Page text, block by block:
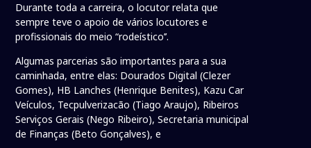
Durante toda a carreira, o locutor relata que
sempre teve o apoio de vários locutores e
profissionais do meio “rodeístico’’.
Algumas parcerias são importantes para a sua
caminhada, entre elas: Dourados Digital (Clezer
Gomes), HB Lanches (Henrique Benites), Kazu Car
Veículos, Tecpulverizacão (Tiago Araujo), Ribeiros
Serviços Gerais (Nego Ribeiro), Secretaria municipal
de Finanças (Beto Gonçalves), e